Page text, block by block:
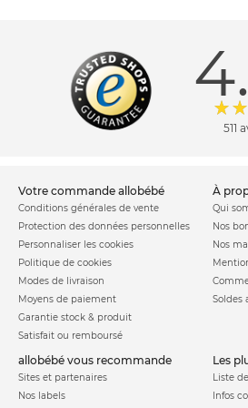
511
votre commande allobébé
Conditions générales de vente
Protection des données personnelles
Personnaliser les cookies
Politique de cookies
Modes de livraison
Moyens de paiement
Garantie stock & produit
Satisfait ou remboursé
à
Qui
Nos
Nos
Soldes
allobébé vous recommande
Sites et partenaires
Nos labels
les
Liste
Infos